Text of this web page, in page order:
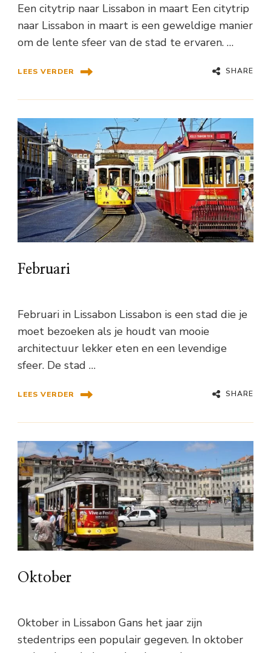
Een citytrip naar Lissabon in maart Een citytrip
naar Lissabon in maart is een geweldige manier
om de lente sfeer van de stad te ervaren. …
LEES VERDER SHARE
Februari
Februari in Lissabon Lissabon is een stad die je
moet bezoeken als je houdt van mooie
architectuur lekker eten en een levendige
sfeer. De stad …
LEES VERDER SHARE
Oktober
Oktober in Lissabon Gans het jaar zijn
stedentrips een populair gegeven. In oktober